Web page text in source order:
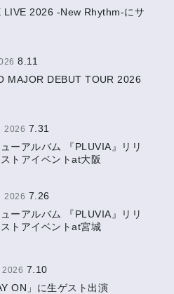
LIVE 2026 -New Rhythm-にサ
8.11
MAJOR DEBUT TOUR 2026
2026 7.31
ーアルバム 『PLUVIA』リリ
トアイベントat大阪
2026 7.26
ーアルバム 『PLUVIA』リリ
トアイベントat宮城
2026 7.10
ON」に生ゲスト出演